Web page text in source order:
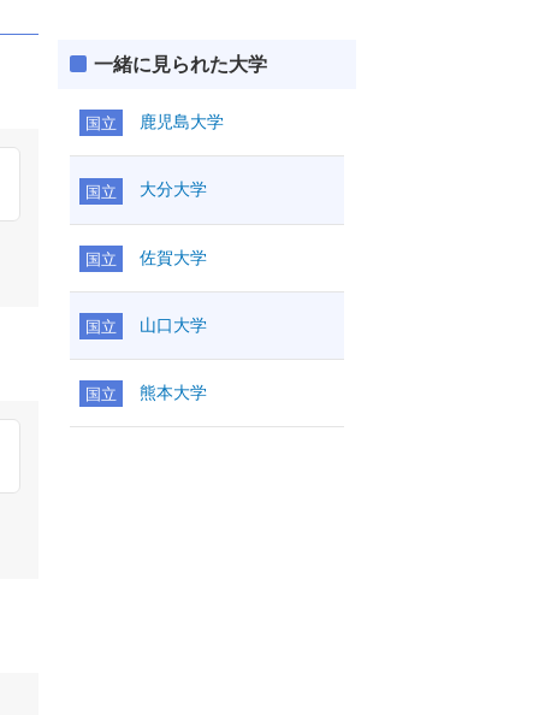
一緒に見られた大学
国立 鹿児島大学
国立 大分大学
国立 佐賀大学
国立 山口大学
国立 熊本大学